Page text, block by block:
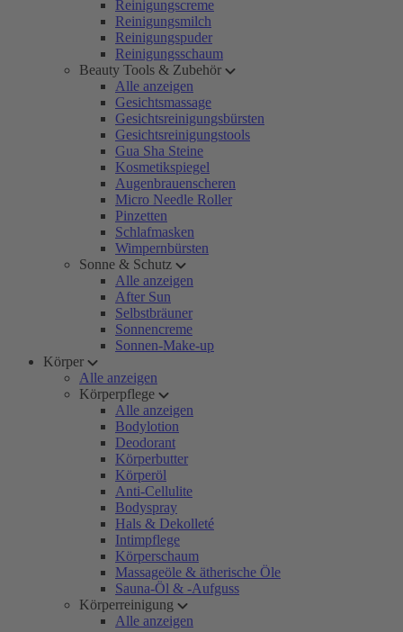
Reinigungscreme
Reinigungsmilch
Reinigungspuder
Reinigungsschaum
Beauty Tools & Zubehör
Alle anzeigen
Gesichtsmassage
Gesichtsreinigungsbürsten
Gesichtsreinigungstools
Gua Sha Steine
Kosmetikspiegel
Augenbrauenscheren
Micro Needle Roller
Pinzetten
Schlafmasken
Wimpernbürsten
Sonne & Schutz
Alle anzeigen
After Sun
Selbstbräuner
Sonnencreme
Sonnen-Make-up
Körper
Alle anzeigen
Körperpflege
Alle anzeigen
Bodylotion
Deodorant
Körperbutter
Körperöl
Anti-Cellulite
Bodyspray
Hals & Dekolleté
Intimpflege
Körperschaum
Massageöle & ätherische Öle
Sauna-Öl & -Aufguss
Körperreinigung
Alle anzeigen